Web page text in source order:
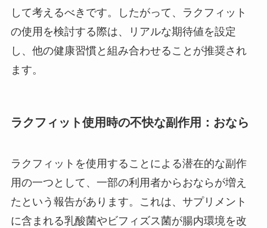
して考えるべきです。したがって、ラクフィット
の使用を検討する際は、リアルな期待値を設定
し、他の健康習慣と組み合わせることが推奨され
ます。
ラクフィット使用時の不快な副作用：おなら
ラクフィットを使用することによる潜在的な副作
用の一つとして、一部の利用者からおならが増え
たという報告があります。これは、サプリメント
に含まれる乳酸菌やビフィズス菌が腸内環境を改